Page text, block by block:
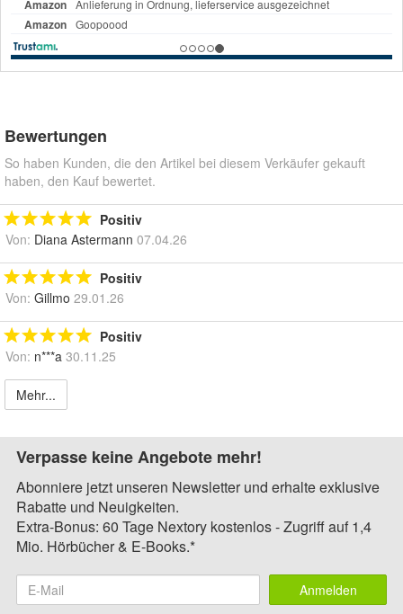
Bewertungen
So haben Kunden, die den Artikel bei diesem Verkäufer gekauft
haben, den Kauf bewertet.
Positiv
Von: Diana Astermann 07.04.26
Positiv
Von: Gillmo 29.01.26
Positiv
Von: n***a 30.11.25
Mehr...
Verpasse keine Angebote mehr!
Abonniere jetzt unseren Newsletter und erhalte exklusive
Rabatte und Neuigkeiten.
Extra-Bonus: 60 Tage Nextory kostenlos - Zugriff auf 1,4
Mio. Hörbücher & E-Books.*
Anmelden